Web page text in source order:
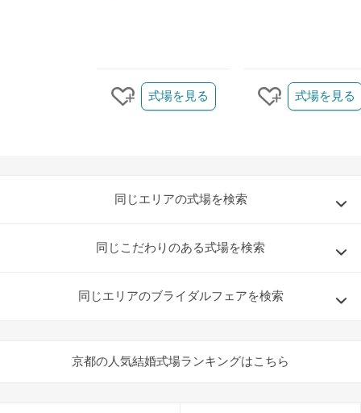
クリップする
式場を見る
クリップする
式場を見る
同じエリアの式場を検索
同じこだわりのある式場を検索
同じエリアのブライダルフェアを検索
京都の人気結婚式場ランキングはこちら